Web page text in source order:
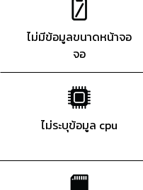
ไม่มีข้อมูลขนาดหน้าจอ
จอ
ไม่ระบุข้อมูล cpu